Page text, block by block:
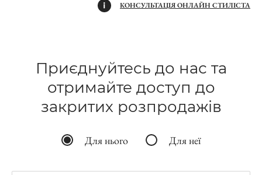
КОНСУЛЬТАЦІЯ ОНЛАЙН СТИЛІСТА
Приєднуйтесь до нас та
отримайте доступ до
закритих розпродажів
Для нього Для неї